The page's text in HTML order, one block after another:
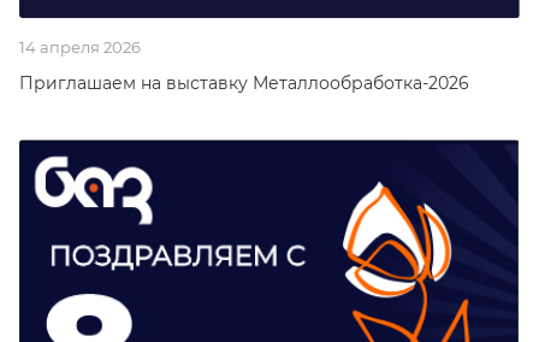
14 апреля 2026
Приглашаем на выставку Металлообработка-2026